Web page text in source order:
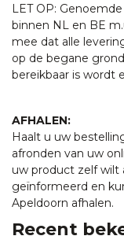
LET OP:
binnen NL en BE
mee dat alle
op de begane
bereikbaar is wordt
AFHALEN:
Haalt u uw
afronden van uw
uw product zelf wilt
geïnformeerd en
Apeldoorn afhalen.
Recent